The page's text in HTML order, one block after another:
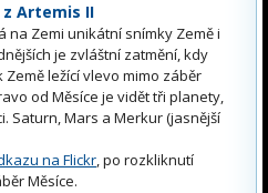
Artemis II
na Zemi unikátní snímky Země i
je zvláštní zatmění, kdy
ležící vlevo mimo záběr
od Měsíce je vidět tři planety,
Saturn, Mars a Merkur (jasnější
na Flickr, po rozkliknutí
Měsíce.